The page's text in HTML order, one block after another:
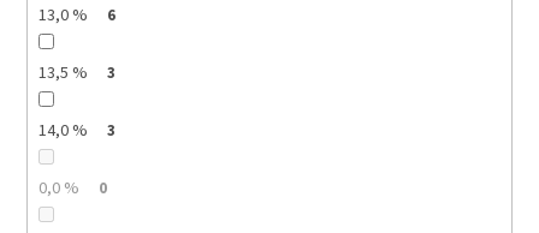
13,0 % 6
13,5 % 3
14,0 % 3
0,0 % 0